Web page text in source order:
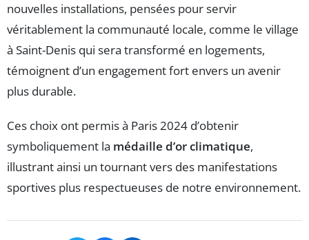
nouvelles installations, pensées pour servir
véritablement la communauté locale, comme le village
à Saint-Denis qui sera transformé en logements,
témoignent d’un engagement fort envers un avenir
plus durable.
Ces choix ont permis à Paris 2024 d’obtenir
symboliquement la médaille d’or climatique,
illustrant ainsi un tournant vers des manifestations
sportives plus respectueuses de notre environnement.